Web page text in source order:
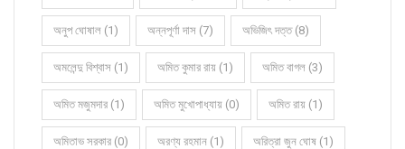
অনুপ ঘোষাল (1) অন্নপূর্ণা দাস (7) অভিজিৎ দত্ত (8)
অমলেন্দু বিশ্বাস (1) অমিত কুমার রায় (1) অমিত বাগল (3)
অমিত মজুমদার (1) অমিত মুখোপাধ্যায় (0) অমিত রায় (1)
অমিতাভ সরকার (0) অরণ্য রহমান (1) অরিত্রা জুন ঘোষ (1)